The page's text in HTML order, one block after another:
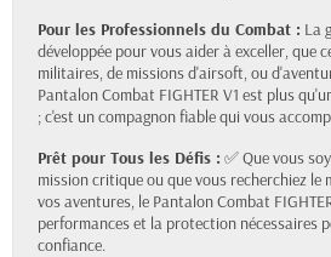
Pour les Professionnels du Combat : La
développée pour vous aider à exceller, que
militaires, de missions d'airsoft, ou
Pantalon Combat FIGHTER V1 est plus
; c'est un compagnon fiable qui vous
Prêt pour Tous les Défis : ✅ Que vous
mission critique ou que vous recherchiez le
vos aventures, le Pantalon Combat
performances et la protection nécessaires
confiance.